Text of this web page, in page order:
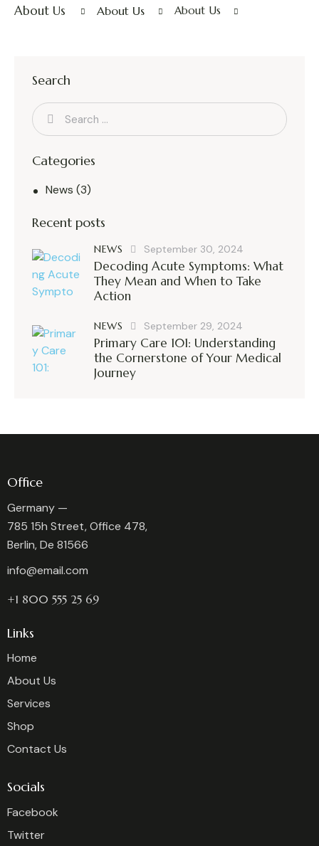
About Us About Us About Us
Search
Categories
News (3)
Recent posts
NEWS September 30, 2024
Decoding Acute Symptoms: What
They Mean and When to Take
Action
NEWS September 29, 2024
Primary Care 101: Understanding
the Cornerstone of Your Medical
Journey
Office
Germany —
785 15h Street, Office 478,
Berlin, De 81566
info@email.com
+1 800 555 25 69
Links
Home
About Us
Services
Shop
Contact Us
Socials
Facebook
Twitter